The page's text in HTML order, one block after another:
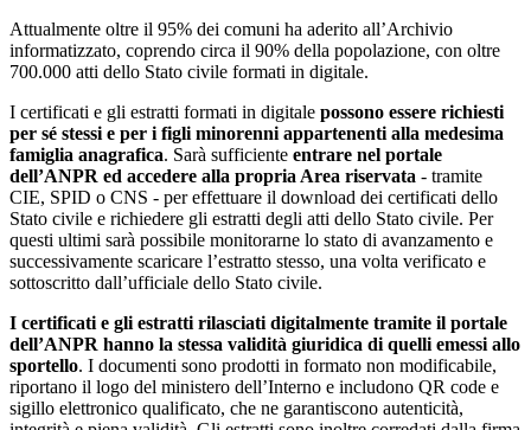
Attualmente oltre il 95% dei comuni ha aderito all’Archivio
informatizzato, coprendo circa il 90% della popolazione, con oltre
700.000 atti dello Stato civile formati in digitale.
I certificati e gli estratti formati in digitale possono essere richiesti
per sé stessi e per i figli minorenni appartenenti alla medesima
famiglia anagrafica. Sarà sufficiente entrare nel portale
dell’ANPR ed accedere alla propria Area riservata - tramite
CIE, SPID o CNS - per effettuare il download dei certificati dello
Stato civile e richiedere gli estratti degli atti dello Stato civile. Per
questi ultimi sarà possibile monitorarne lo stato di avanzamento e
successivamente scaricare l’estratto stesso, una volta verificato e
sottoscritto dall’ufficiale dello Stato civile.
I certificati e gli estratti rilasciati digitalmente tramite il portale
dell’ANPR hanno la stessa validità giuridica di quelli emessi allo
sportello. I documenti sono prodotti in formato non modificabile,
riportano il logo del ministero dell’Interno e includono QR code e
sigillo elettronico qualificato, che ne garantiscono autenticità,